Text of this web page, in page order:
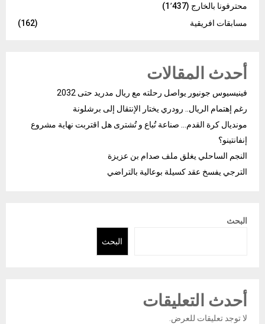
محترفونا بالخارج (1٬437)
مسابقات افريقية
(162)
أحدث المقالات
فينيسيوس جونيور يواصل رحلته مع ريال مدريد حتى 2032
رغم إهتمام الريال.. رودري يختار الإنتقال إلى برشلونة
مونديال كرة القدم… صناعة تُباع و تُشترى هل اقتربت نهاية مشروع
إنفانتينو؟
النجم الساحلي يغلق ملف صدام بن عزيزة
الترجي يفسخ عقد كسيلة بوعالية بالتراضي
البحث
البحث
أحدث التعليقات
لا توجد تعليقات للعرض.